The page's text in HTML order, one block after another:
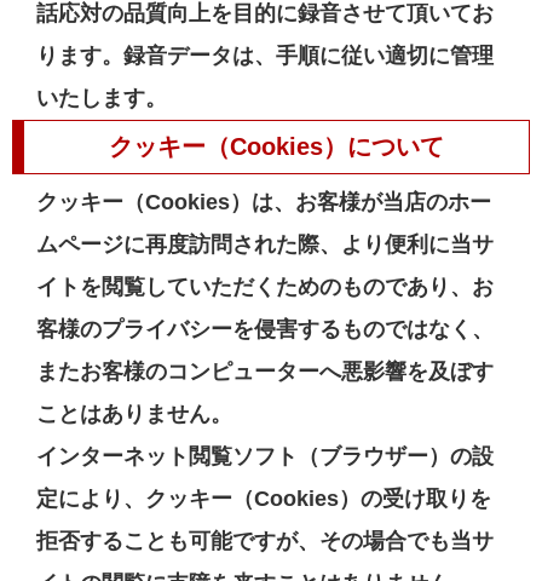
話応対の品質向上を目的に録音させて頂いてお
ります。録音データは、手順に従い適切に管理
いたします。
クッキー（Cookies）について
クッキー（Cookies）は、お客様が当店のホー
ムページに再度訪問された際、より便利に当サ
イトを閲覧していただくためのものであり、お
客様のプライバシーを侵害するものではなく、
またお客様のコンピューターへ悪影響を及ぼす
ことはありません。
インターネット閲覧ソフト（ブラウザー）の設
定により、クッキー（Cookies）の受け取りを
拒否することも可能ですが、その場合でも当サ